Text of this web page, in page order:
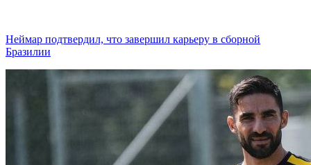
Неймар подтвердил, что завершил карьеру в сборной
Бразилии